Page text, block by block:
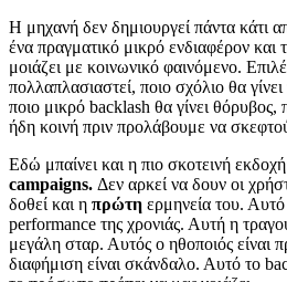
Η μηχανή δεν δημιουργεί πάντα κάτι
ένα πραγματικό μικρό ενδιαφέρον και
μοιάζει με κοινωνικό φαινόμενο.
πολλαπλασιαστεί, ποιο σχόλιο θα
ποιο μικρό backlash θα γίνει θόρυβος,
ήδη κοινή πριν προλάβουμε να
Εδώ μπαίνει και η πιο σκοτεινή
campaigns. Δεν αρκεί να δουν οι
δοθεί και η πρώτη ερμηνεία του.
performance της χρονιάς. Αυτή η
μεγάλη σταρ. Αυτός ο ηθοποιός είναι
διαφήμιση είναι σκάνδαλο. Αυτό το